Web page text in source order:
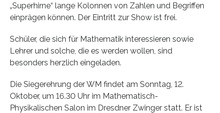
„Superhirne“ lange Kolonnen von Zahlen und Begriffen
einprägen können. Der Eintritt zur Show ist frei.
Schüler, die sich für Mathematik interessieren sowie
Lehrer und solche, die es werden wollen, sind
besonders herzlich eingeladen.
Die Siegerehrung der WM findet am Sonntag, 12.
Oktober, um 16.30 Uhr im Mathematisch-
Physikalischen Salon im Dresdner Zwinger statt. Er ist